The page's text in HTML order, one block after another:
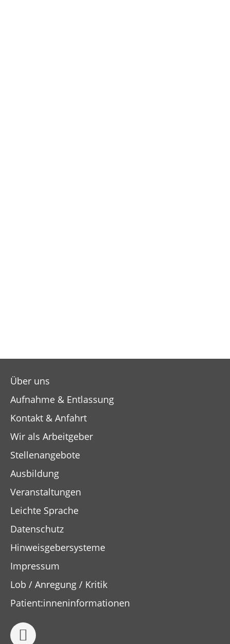
Über uns
Aufnahme & Entlassung
Kontakt & Anfahrt
Wir als Arbeitgeber
Stellenangebote
Ausbildung
Veranstaltungen
Leichte Sprache
Datenschutz
Hinweisgebersysteme
Impressum
Lob / Anregung / Kritik
Patient:inneninformationen